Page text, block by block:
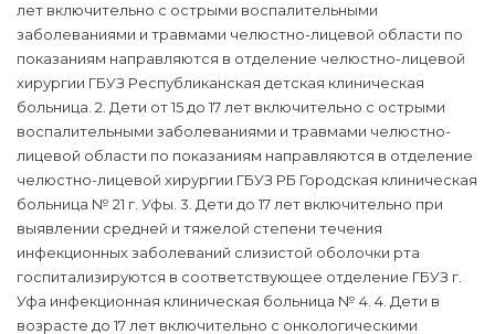
лет включительно с острыми воспалительными
заболеваниями и травмами челюстно-лицевой области по
показаниям направляются в отделение челюстно-лицевой
хирургии ГБУЗ Республиканская детская клиническая
больница. 2. Дети от 15 до 17 лет включительно с острыми
воспалительными заболеваниями и травмами челюстно-
лицевой области по показаниям направляются в отделение
челюстно-лицевой хирургии ГБУЗ РБ Городская клиническая
больница № 21 г. Уфы. 3. Дети до 17 лет включительно при
выявлении средней и тяжелой степени течения
инфекционных заболеваний слизистой оболочки рта
госпитализируются в соответствующее отделение ГБУЗ г.
Уфа инфекционная клиническая больница № 4. 4. Дети в
возрасте до 17 лет включительно с онкологическими